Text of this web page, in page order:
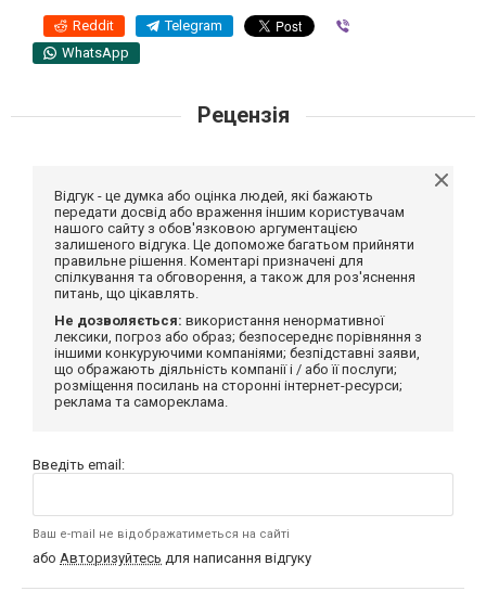
Reddit Telegram
WhatsApp
Рецензія
Відгук - це думка або оцінка людей, які бажають
передати досвід або враження іншим користувачам
нашого сайту з обов'язковою аргументацією
залишеного відгука. Це допоможе багатьом прийняти
правильне рішення. Коментарі призначені для
спілкування та обговорення, а також для роз'яснення
питань, що цікавлять.
Не дозволяється: використання ненормативної
лексики, погроз або образ; безпосереднє порівняння з
іншими конкуруючими компаніями; безпідставні заяви,
що ображають діяльність компанії і / або її послуги;
розміщення посилань на сторонні інтернет-ресурси;
реклама та самореклама.
Введіть email:
Ваш e-mail не відображатиметься на сайті
або Авторизуйтесь для написання відгуку